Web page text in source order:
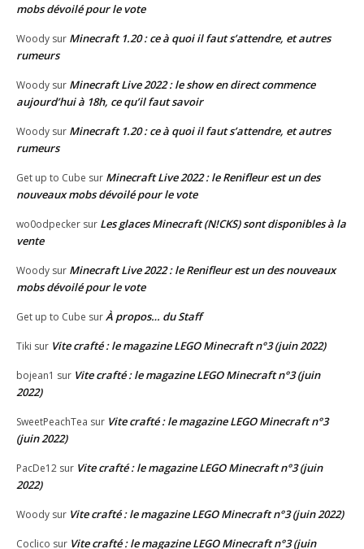
mobs dévoilé pour le vote
Woody sur Minecraft 1.20 : ce à quoi il faut s’attendre, et autres
rumeurs
Woody sur Minecraft Live 2022 : le show en direct commence
aujourd’hui à 18h, ce qu’il faut savoir
Woody sur Minecraft 1.20 : ce à quoi il faut s’attendre, et autres
rumeurs
Get up to Cube sur Minecraft Live 2022 : le Renifleur est un des
nouveaux mobs dévoilé pour le vote
wo0odpecker sur Les glaces Minecraft (N!CKS) sont disponibles à la
vente
Woody sur Minecraft Live 2022 : le Renifleur est un des nouveaux
mobs dévoilé pour le vote
Get up to Cube surÀ propos… du Staff
Tiki sur Vite crafté : le magazine LEGO Minecraft n°3 (juin 2022)
bojean1 sur Vite crafté : le magazine LEGO Minecraft n°3 (juin
2022)
SweetPeachTea sur Vite crafté : le magazine LEGO Minecraft n°3
(juin 2022)
PacDe12 sur Vite crafté : le magazine LEGO Minecraft n°3 (juin
2022)
Woody sur Vite crafté : le magazine LEGO Minecraft n°3 (juin 2022)
Coclico sur Vite crafté : le magazine LEGO Minecraft n°3 (juin